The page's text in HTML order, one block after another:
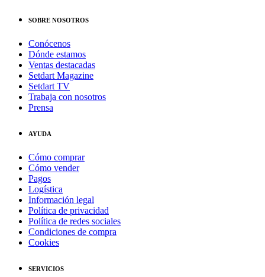
SOBRE NOSOTROS
Conócenos
Dónde estamos
Ventas destacadas
Setdart Magazine
Setdart TV
Trabaja con nosotros
Prensa
AYUDA
Cómo comprar
Cómo vender
Pagos
Logística
Información legal
Política de privacidad
Política de redes sociales
Condiciones de compra
Cookies
SERVICIOS